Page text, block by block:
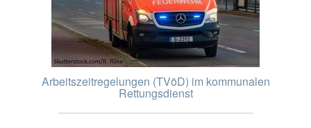
Arbeitszeitregelungen (TVöD) im kommunalen
Rettungsdienst